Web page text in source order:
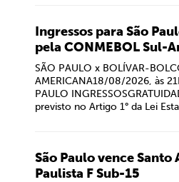
Ingressos para São
pela CONMEBOL Sul-
SÃO PAULO x BOLÍVAR-
AMERICANA18/08/2026, às
PAULO
previsto no Artigo 1° da Lei
São Paulo vence Santo
Paulista F Sub-15